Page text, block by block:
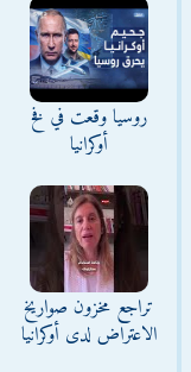
روسيا وقعت في فخ
أوكرانيا
تراجع مخزون صواريخ
الاعتراض لدى أوكرانيا